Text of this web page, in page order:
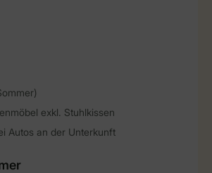
exkl. Stuhlkissen
Autos an der Unterkunft